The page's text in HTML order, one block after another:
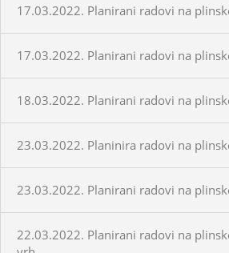
17.03.2022. Planirani radovi na
17.03.2022. Planirani radovi na
18.03.2022. Planirani radovi na
23.03.2022. Planinira radovi na
23.03.2022. Planirani radovi na
22.03.2022. Planirani radovi na